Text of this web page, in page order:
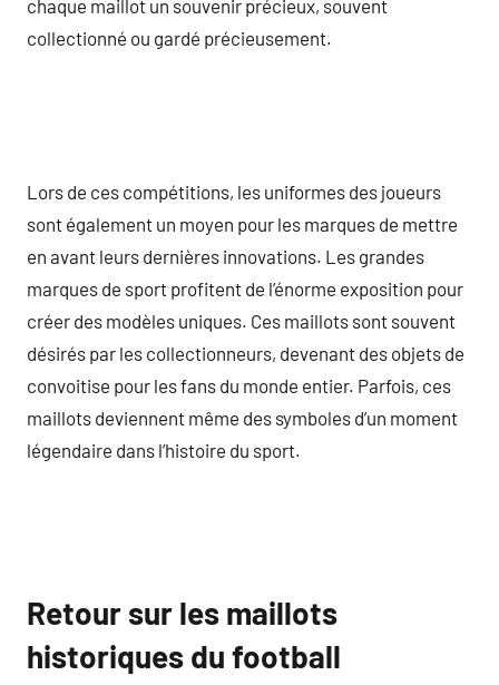
chaque maillot un souvenir précieux, souvent
collectionné ou gardé précieusement.
Lors de ces compétitions, les uniformes des joueurs
sont également un moyen pour les marques de mettre
en avant leurs dernières innovations. Les grandes
marques de sport profitent de l’énorme exposition pour
créer des modèles uniques. Ces maillots sont souvent
désirés par les collectionneurs, devenant des objets de
convoitise pour les fans du monde entier. Parfois, ces
maillots deviennent même des symboles d’un moment
légendaire dans l’histoire du sport.
Retour sur les maillots
historiques du football